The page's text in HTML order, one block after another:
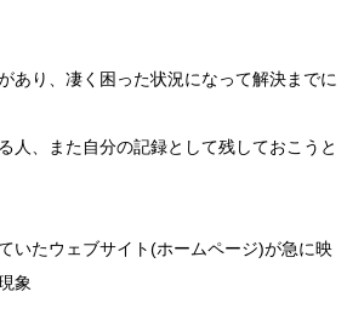
あり、凄く困った状況になって解決までに
人、また自分の記録として残しておこうと
いたウェブサイト(ホームページ)が急に映
象